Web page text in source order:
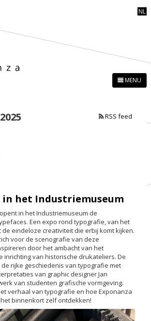
NL
MENU
RSS feed
in het Industriemuseum
in het Industriemuseum de
Een expo rond typografie, van het
eindeloze creativiteit die erbij komt kijken.
voor de scenografie van deze
door het ambacht van het
inrichting van historische drukateliers. De
rijke geschiedenis van typografie met
van graphic designer Jan
van studenten grafische vormgeving.
verhaal van typografie en hoe Exponanza
binnenkort zelf ontdekken!